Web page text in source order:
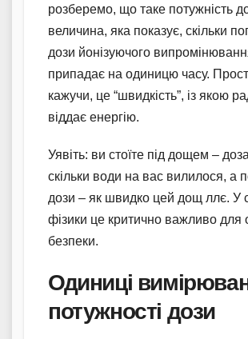
розберемо, що таке потужність
величина, яка показує, скільки
дози йонізуючого
припадає на одиницю часу.
кажучи, це “швидкість”, із якою
віддає енергію.
Уявіть: ви стоїте під дощем –
скільки води на вас вилилося, а
дози – як швидко цей дощ ллє. У
фізики це критично важливо для
безпеки.
Одиниці
потужності дози